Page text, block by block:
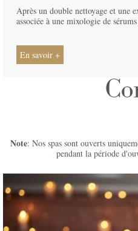
Après un double nettoyage et une
associée à une mixologie de
En savoir +
Note: Nos spas sont ouverts
pendant la période